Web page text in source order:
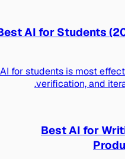
Best AI for Students
AI for students is most
verification, and
Best AI for